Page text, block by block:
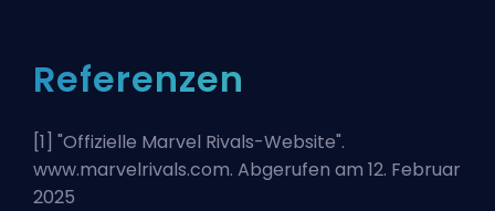
Referenzen
[1] "Offizielle Marvel Rivals-Website".
www.marvelrivals.com. Abgerufen am 12. Februar
2025